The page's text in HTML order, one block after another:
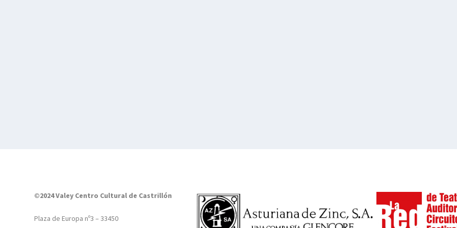
©2024 Valey Centro Cultural de Castrillón
Plaza de Europa nº3 – 33450